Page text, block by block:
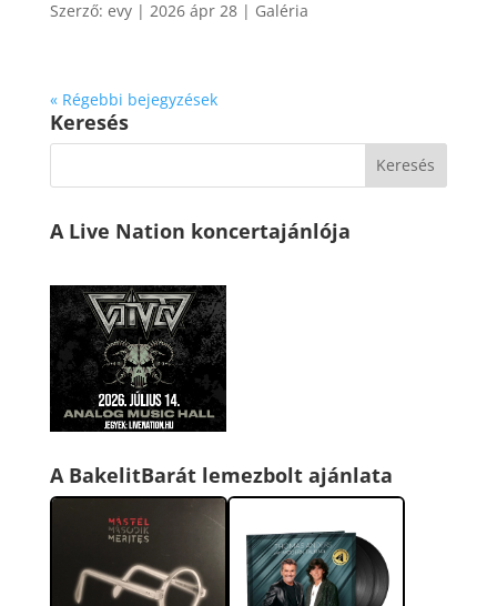
Szerző: evy| 2026 ápr 28| Galéria
« Régebbi bejegyzések
Keresés
A Live Nation koncertajánlója
A BakelitBarát lemezbolt ajánlata